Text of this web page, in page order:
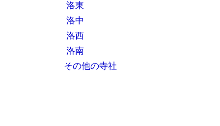
洛東
洛中
洛西
洛南
その他の寺社